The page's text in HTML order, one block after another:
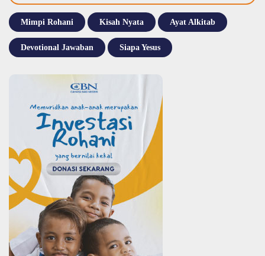
Mimpi Rohani Kisah Nyata Ayat Alkitab
Devotional Jawaban Siapa Yesus